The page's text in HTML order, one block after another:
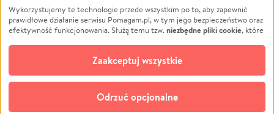
Pomoc Finansowa
Projekty
Pogrzeb
Społeczność lokalna
Kultura
Edukacja
Podróż
Impreza
Ochrona środowiska
Biznes
Wykorzystujemy te technologie przede wszystkim po to, aby zapewnić
prawidłowe działanie serwisu Pomagam.pl, w tym jego bezpieczeństwo oraz
efektywność funkcjonowania. Służą temu tzw.niezbędne pliki cookie, które
opcjonalnych plików cookie
technologii do celów analitycznych i retargetingowych. Możesz wyrazić
zgodę na ich stosowanie lub jej odmówić. W dowolnym momencie masz
możliwość zmiany swoich preferencji na stronie „Zarządzaj zgodami cookie”,
do której link znajdziesz w stopce serwisu Pomagam.pl. Opcjonalne pliki
cookie wykorzystywane są w następujących celach:
Odrzuć opcjonalne
Zaakceptuj wszystkie